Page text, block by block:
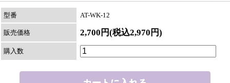
型番 AT-WK-12
販売価格 2,700円(税込2,970円)
購入数